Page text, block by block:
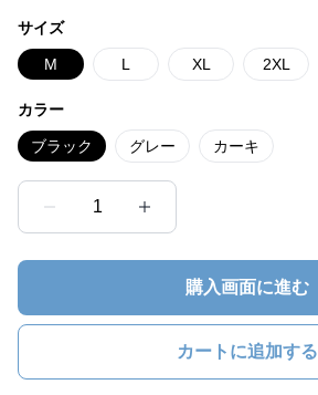
サイズ
M L XL 2XL
カラー
ブラック グレー カーキ
1
購入画面に進む
カートに追加する